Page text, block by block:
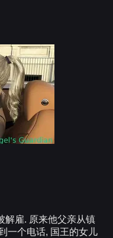
解雇. 原来他父亲从镇
一个电话, 国王的女儿